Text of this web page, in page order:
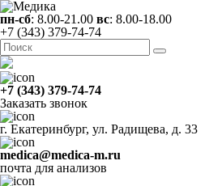
пн-сб: 8.00-21.00 вс: 8.00-18.00
+7 (343) 379-74-74
+7 (343) 379-74-74
Заказать звонок
г. Екатеринбург, ул. Радищева, д. 33
medica@medica-m.ru
почта для анализов